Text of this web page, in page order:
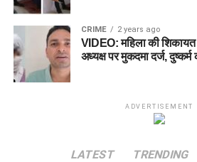
यदि पिच पर अतिरिक्त बाउंस मिले
Dwarshuis अधिक विकेट ले सकते
मैच प्रेडिक्शन
हालिया प्रदर्शन को देखते हुएSunrisers
मजबूत नजर आ रही है। टीम के पास
CRIME 2 years ago
VIDEO: महिला की
अध्यक्ष पर मुकदमा दर्ज,
ADVERTISEMENT
LATEST TRENDING